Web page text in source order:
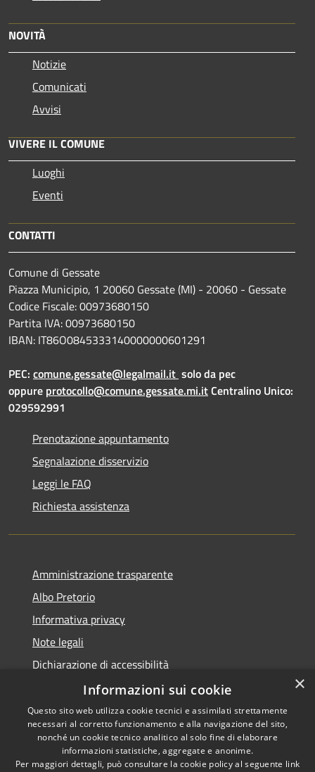
NOVITÀ
Notizie
Comunicati
Avvisi
VIVERE IL COMUNE
Luoghi
Eventi
CONTATTI
Comune di Gessate
Piazza Municipio, 1 20060 Gessate (MI) - 20060 - Gessate
Codice Fiscale: 00973680150
Partita IVA: 00973680150
IBAN: IT86O0845333140000000601291
PEC: comune.gessate@legalmail.it solo da pec
oppure protocollo@comune.gessate.mi.itCentralino Unico:
029592991
Prenotazione appuntamento
Segnalazione disservizio
Leggi le FAQ
Richiesta assistenza
Amministrazione trasparente
Albo Pretorio
Informativa privacy
Note legali
Dichiarazione di accessibilità
Dichiarazione di accessibilità dal 2025
RSS
Copyright © 2026 • Comune di
×
Informazioni sui cookie
Questo sito web utilizza cookie tecnici e assimilati strettamente
necessari al corretto funzionamento e alla navigazione del sito,
nonché un cookie tecnico analitico al solo fine di elaborare
informazioni statistiche, aggregate e anonime.
Per maggiori dettagli, può consultare la cookie policy al seguente link